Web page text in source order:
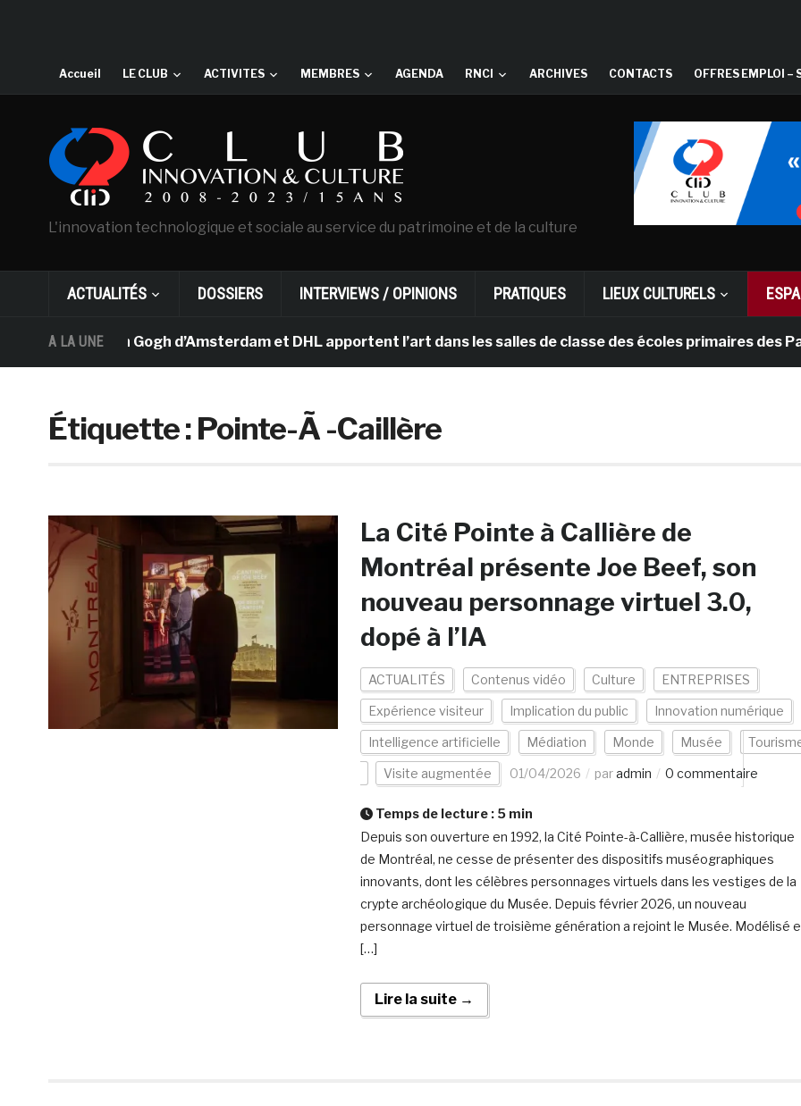
Accueil LE CLUB ACTIVITES MEMBRES AGENDA RNCI ARCHIVES CONTACTS OFFRES EMPLOI –
L'innovation technologique et sociale au service du patrimoine et de la culture
ACTUALITÉS DOSSIERS INTERVIEWS / OPINIONS PRATIQUES LIEUX CULTURELS
A LA UNE
musée Van Gogh d’Amsterdam et DHL apportent l’art dans les salles de classe des écoles primaires des Pays-
Étiquette :Pointe-Ã -Caillère
La Cité Pointe à Callière de
Montréal présente Joe Beef, son
nouveau personnage virtuel 3.0,
dopé à l’IA
ACTUALITÉS Contenus vidéo Culture ENTREPRISES
Expérience visiteur Implication du public Innovation numérique
Intelligence artificielle Médiation Monde Musée
Visite augmentée 01/04/2026 paradmin 0 commentaire
Temps de lecture : 5 min
Depuis son ouverture en 1992, la Cité Pointe-à-Callière, musée historique
de Montréal, ne cesse de présenter des dispositifs muséographiques
innovants, dont les célèbres personnages virtuels dans les vestiges de la
crypte archéologique du Musée. Depuis février 2026, un nouveau
personnage virtuel de troisième génération a rejoint le Musée. Modélisé
[…]
Lire la suite →